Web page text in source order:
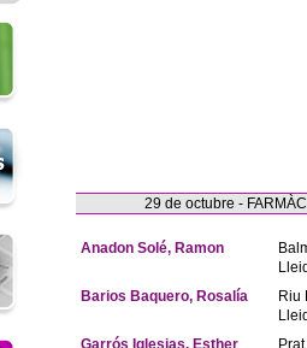
29 de octubre -
Anadon Solé, Ramon
Barios Baquero, Rosalía
Riu
Garrós Iglesias, Esther